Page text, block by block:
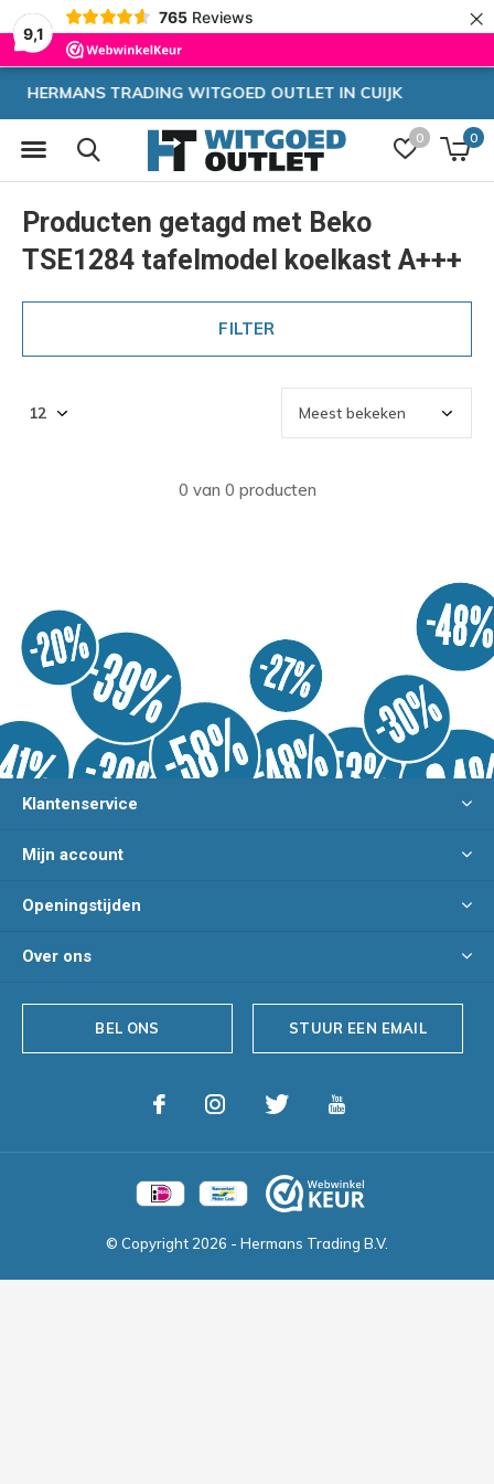
9,1
765 Reviews ×
0 0
Zeer hoge korting
Producten getagd met Beko
TSE1284 tafelmodel koelkast A+++
FILTER
0 van 0 producten
Klantenservice
Mijn account
Openingstijden
Over ons
BEL ONS STUUR EEN EMAIL
© Copyright 2026 - Hermans Trading B.V.